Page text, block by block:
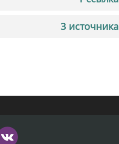
3 источника